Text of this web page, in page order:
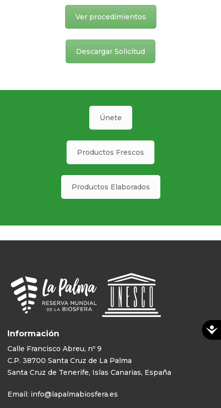
Ver procedimientos
Descargar Solicitud
Únete
Productos Frescos
Productos Elaborados
Información
Calle Francisco Abreu, nº 9
C.P. 38700 Santa Cruz de La Palma
Santa Cruz de Tenerife, Islas Canarias, España
Email: info@lapalmabiosfera.es